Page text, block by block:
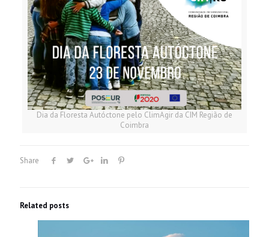
Dia da Floresta Autóctone pelo ClimAgir da CIM Região de
Coimbra
Share
Related posts